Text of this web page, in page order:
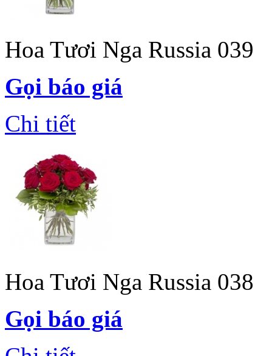
Hoa Tươi Nga Russia 039
Gọi báo giá
Chi tiết
Hoa Tươi Nga Russia 038
Gọi báo giá